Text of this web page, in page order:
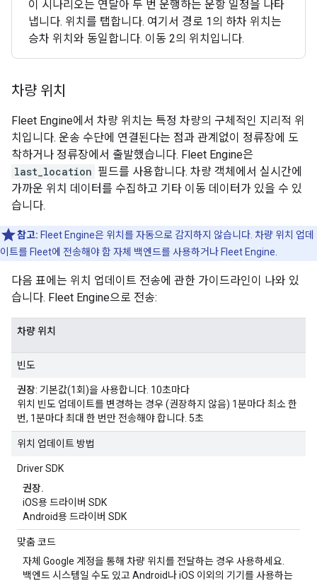
이 시나리오는 연달아 두 번 운행하는 운항 일정을 나타
냅니다. 위치를 탭합니다. 여기서 경로 1의 하차 위치는
승차 위치와 동일합니다. 이동 2의 위치입니다.
차량 위치
Fleet Engine에서 차량 위치는 특정 차량의 구체적인 지리적 위
치입니다. 운송 수단에 연결된다는 점과 관계없이 정류장에 도
착하거나 정류장에서 출발했습니다. Fleet Engine은
last_location 필드를 사용합니다. 차량 객체에서 실시간에
가까운 위치 데이터를 수집하고 기타 이동 데이터가 있을 수 있
습니다.
참고: Fleet Engine은 위치를 자동으로 감지하지 않습니다. 차량 위치 업데
이트를 Fleet에 전송해야 함 자체 백엔드를 사용하거나 Fleet Engine.
다음 표에는 위치 업데이트 전송에 관한 가이드라인이 나와 있
습니다. Fleet Engine으로 전송:
차량 위치
빈도
권장: 기본값(1회)을 사용합니다. 10초마다
위치 빈도 업데이트를 변경하는 경우 (권장하지 않음) 1분마다 최소 한
번, 1분마다 최대 한 번만 전송해야 합니다. 5초
위치 업데이트 방법
Driver SDK
권장.
iOS용 드라이버 SDK
Android용 드라이버 SDK
맞춤 코드
자체 Google 계정을 통해 차량 위치를 전달하는 경우 사용하세요.
백엔드 시스템일 수도 있고 Android나 iOS 이외의 기기를 사용하는